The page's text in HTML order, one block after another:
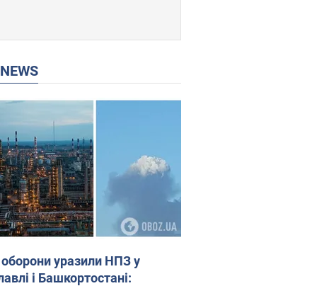
NEWS
уразили НПЗ у
і Башкортостані: